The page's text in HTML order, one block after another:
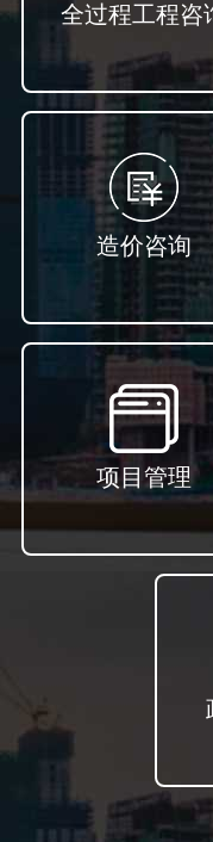
全过程工程咨
造价咨询
项目管理